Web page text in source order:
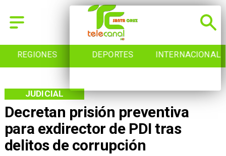
REGIONES DEPORTES INTERNACIONAL
Decretan prisión preventiva
para exdirector de PDI tras
delitos de corrupción
JUDICIAL